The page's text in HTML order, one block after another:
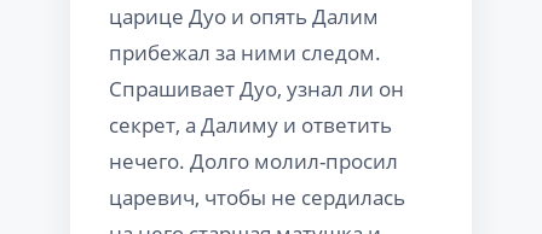
царице Дуо и опять Далим
прибежал за ними следом.
Спрашивает Дуо, узнал ли он
секрет, а Далиму и ответить
нечего. Долго молил-просил
царевич, чтобы не сердилась